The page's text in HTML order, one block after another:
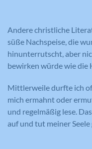
Andere christliche
süße Nachspeise, die
hinunterrutscht, aber
bewirken würde wie die
Mittlerweile durfte ich
mich ermahnt oder
und regelmäßig lese.
auf und tut meiner Seele